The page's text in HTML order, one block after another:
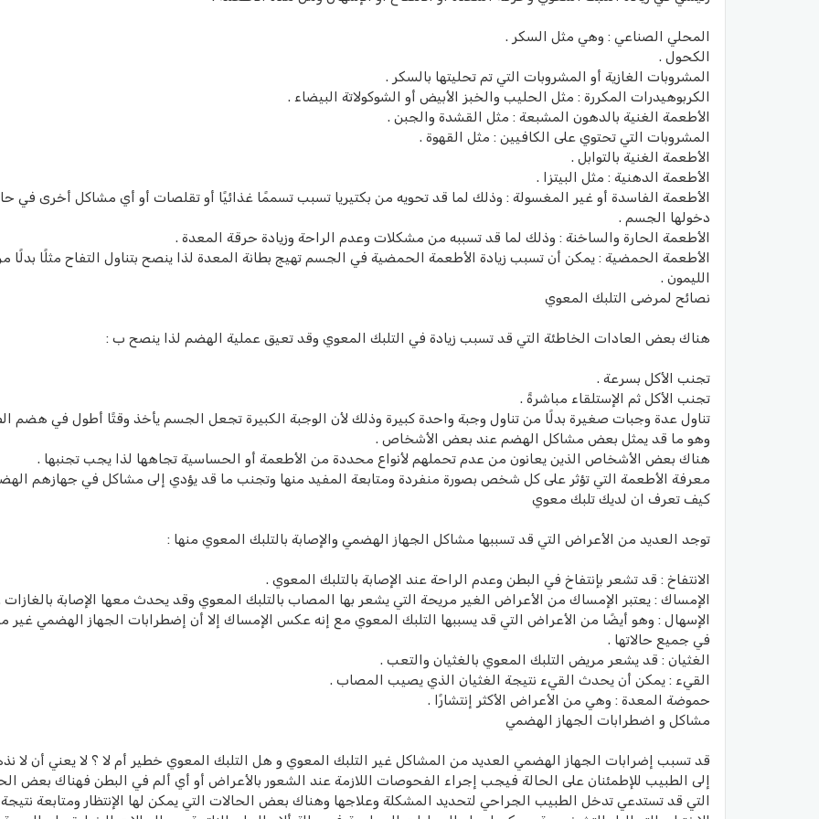
المحلي الصناعي : وهي مثل السكر .
الكحول .
المشروبات الغازية أو المشروبات التي تم تحليتها بالسكر .
الكربوهيدرات المكررة : مثل الحليب والخبز الأبيض أو الشوكولاتة البيضاء .
الأطعمة الغنية بالدهون المشبعة : مثل القشدة والجبن .
المشروبات التي تحتوي على الكافيين : مثل القهوة .
الأطعمة الغنية بالتوابل .
الأطعمة الدهنية : مثل البيتزا .
الأطعمة الفاسدة أو غير المغسولة : وذلك لما قد تحويه من بكتيريا تسبب تسممًا غذائيًا أو تقلصات أو أي مشاكل أخرى في
دخولها الجسم .
الأطعمة الحارة والساخنة : وذلك لما قد تسببه من مشكلات وعدم الراحة وزيادة حرقة المعدة .
الأطعمة الحمضية : يمكن أن تسبب زيادة الأطعمة الحمضية في الجسم تهيج بطانة المعدة لذا ينصح بتناول التفاح مثلًا بدلًا
الليمون .
نصائح لمرضى التلبك المعوي
هناك بعض العادات الخاطئة التي قد تسبب زيادة في التلبك المعوي وقد تعيق عملية الهضم لذا ينصح ب :
تجنب الأكل بسرعة .
تجنب الأكل ثم الإستلقاء مباشرةً .
تناول عدة وجبات صغيرة بدلًا من تناول وجبة واحدة كبيرة وذلك لأن الوجبة الكبيرة تجعل الجسم يأخذ وقتًا أطول في هضم
وهو ما قد يمثل بعض مشاكل الهضم عند بعض الأشخاص .
هناك بعض الأشخاص الذين يعانون من عدم تحملهم لأنواع محددة من الأطعمة أو الحساسية تجاهها لذا يجب تجنبها .
معرفة الأطعمة التي تؤثر على كل شخص بصورة منفردة ومتابعة المفيد منها وتجنب ما قد يؤدي إلى مشاكل في جهازهم
كيف تعرف ان لديك تلبك معوي
توجد العديد من الأعراض التي قد تسببها مشاكل الجهاز الهضمي والإصابة بالتلبك المعوي منها :
الانتفاخ : قد تشعر بإنتفاخ في البطن وعدم الراحة عند الإصابة بالتلبك المعوي .
الإمساك : يعتبر الإمساك من الأعراض الغير مريحة التي يشعر بها المصاب بالتلبك المعوي وقد يحدث معها الإصابة بالغازات
الإسهال : وهو أيضًا من الأعراض التي قد يسببها التلبك المعوي مع إنه عكس الإمساك إلا أن إضطرابات الجهاز الهضمي غير
في جميع حالاتها .
الغثيان : قد يشعر مريض التلبك المعوي بالغثيان والتعب .
القيء : يمكن أن يحدث القيء نتيجة الغثيان الذي يصيب المصاب .
حموضة المعدة : وهي من الأعراض الأكثر إنتشارًا .
مشاكل و اضطرابات الجهاز الهضمي
قد تسبب إضرابات الجهاز الهضمي العديد من المشاكل غير التلبك المعوي و هل التلبك المعوي خطير أم لا ؟ لا يعني أن لا
إلى الطبيب للإطمئنان على الحالة فيجب إجراء الفحوصات اللازمة عند الشعور بالأعراض أو أي ألم في البطن فهناك بعض
التي قد تستدعي تدخل الطبيب الجراحي لتحديد المشكلة وعلاجها وهناك بعض الحالات التي يمكن لها الإنتظار ومتابعة نتيجة